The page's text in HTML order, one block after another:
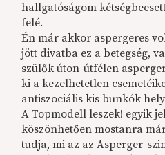
hallgatóságom
felé.
Én már akkor aspergeres
jött divatba ez a betegség,
szülők úton-útfélen
ki a kezelhetetlen
antiszociális kis bunkók
A Topmodell leszek! egyik
köszönhetően mostanra
tudja, mi az az Asperger-